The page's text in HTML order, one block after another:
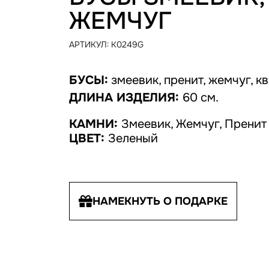
ЖЕМЧУГ
АРТИКУЛ: K0249G
БУСЫ: змеевик, пренит, жемчуг,
ДЛИНА ИЗДЕЛИЯ: 60 см.
КАМНИ: Змеевик, Жемчуг, Пренит
ЦВЕТ: Зеленый
НАМЕКНУТЬ О ПОДАРКЕ